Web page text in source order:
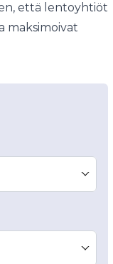
että lentoyhtiöt
maksimoivat